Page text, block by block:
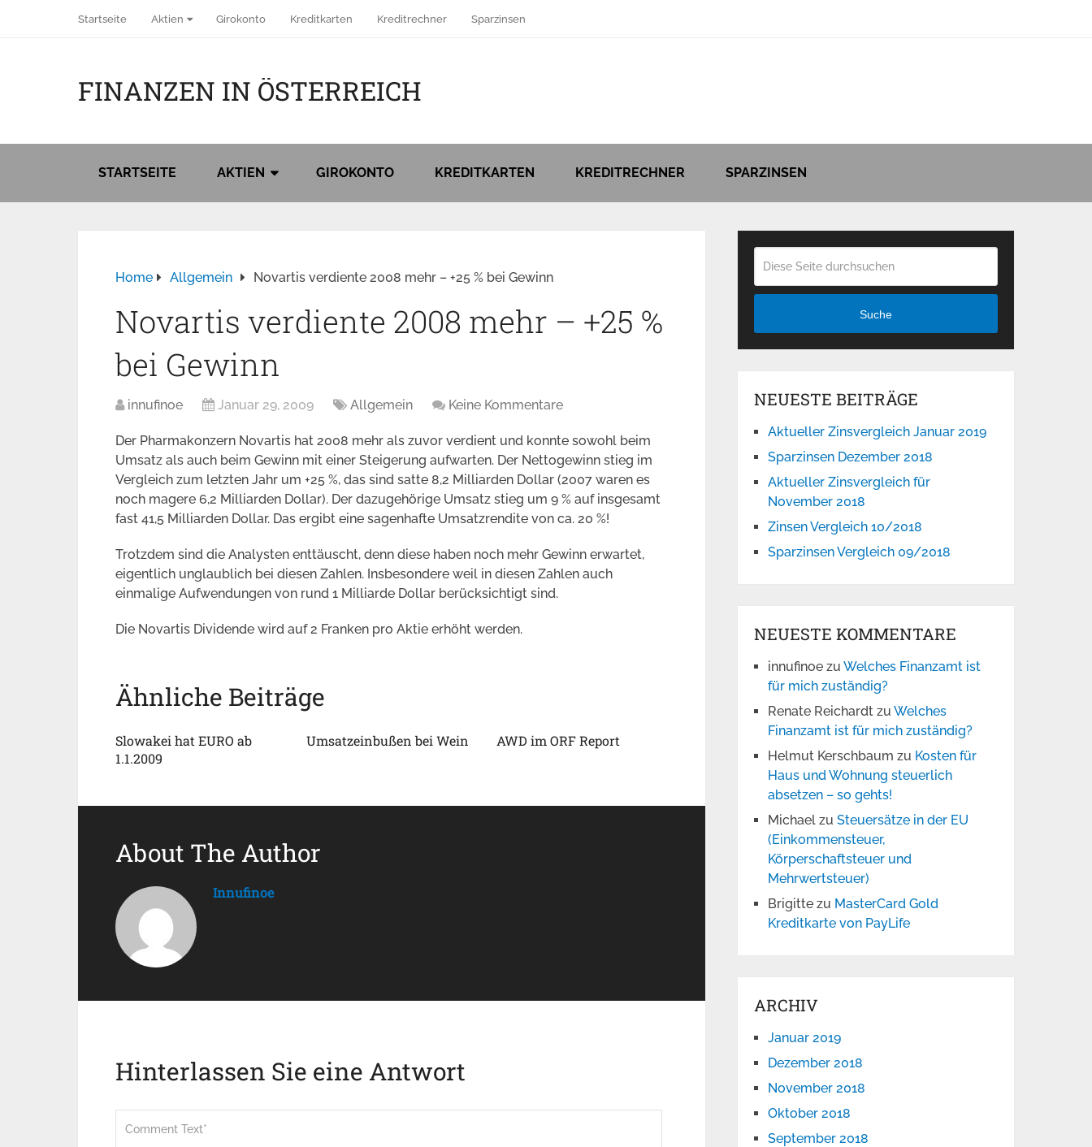
Startseite Aktien Girokonto Kreditkarten Kreditrechner Sparzinsen
FINANZEN IN ÖSTERREICH
STARTSEITE AKTIEN GIROKONTO KREDITKARTEN KREDITRECHNER SPARZINSEN
Home Allgemein Novartis verdiente 2008 mehr – +25 % bei Gewinn
Novartis verdiente 2008 mehr – +25 %
bei Gewinn
innufinoe Januar 29, 2009 Allgemein Keine Kommentare
Der Pharmakonzern Novartis hat 2008 mehr als zuvor verdient und konnte sowohl beim
Umsatz als auch beim Gewinn mit einer Steigerung aufwarten. Der Nettogewinn stieg im
Vergleich zum letzten Jahr um +25 %, das sind satte 8,2 Milliarden Dollar (2007 waren es
noch magere 6,2 Milliarden Dollar). Der dazugehörige Umsatz stieg um 9 % auf insgesamt
fast 41,5 Milliarden Dollar. Das ergibt eine sagenhafte Umsatzrendite von ca. 20 %!
Trotzdem sind die Analysten enttäuscht, denn diese haben noch mehr Gewinn erwartet,
eigentlich unglaublich bei diesen Zahlen. Insbesondere weil in diesen Zahlen auch
einmalige Aufwendungen von rund 1 Milliarde Dollar berücksichtigt sind.
Die Novartis Dividende wird auf 2 Franken pro Aktie erhöht werden.
Ähnliche Beiträge
Slowakei hat EURO ab
1.1.2009
Umsatzeinbußen bei Wein AWD im ORF Report
About The Author
Innufinoe
Hinterlassen Sie eine Antwort
Suche
NEUESTE BEITRÄGE
Aktueller Zinsvergleich Januar 2019
Sparzinsen Dezember 2018
Aktueller Zinsvergleich für
November 2018
Zinsen Vergleich 10/2018
Sparzinsen Vergleich 09/2018
NEUESTE KOMMENTARE
innufinoe zuWelches Finanzamt ist
für mich zuständig?
Renate Reichardt zuWelches
Finanzamt ist für mich zuständig?
Helmut Kerschbaum zu Kosten für
Haus und Wohnung steuerlich
absetzen – so gehts!
Michael zuSteuersätze in der EU
(Einkommensteuer,
Körperschaftsteuer und
Mehrwertsteuer)
Brigitte zu MasterCard Gold
Kreditkarte von PayLife
ARCHIV
Januar 2019
Dezember 2018
November 2018
Oktober 2018
September 2018